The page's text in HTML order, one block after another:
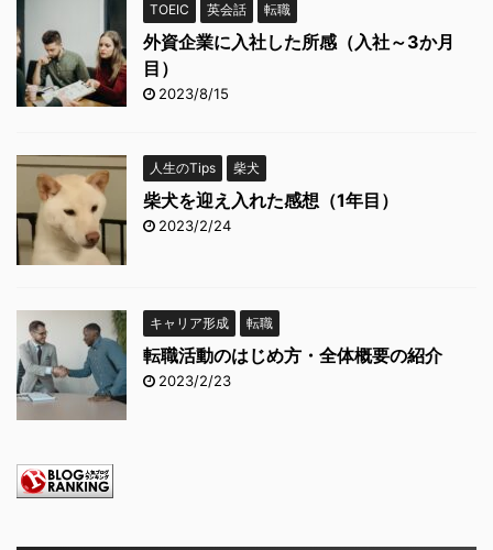
TOEIC 英会話 転職
外資企業に入社した所感（入社～3か月
目）
2023/8/15
人生のTips 柴犬
柴犬を迎え入れた感想（1年目）
2023/2/24
キャリア形成 転職
転職活動のはじめ方・全体概要の紹介
2023/2/23